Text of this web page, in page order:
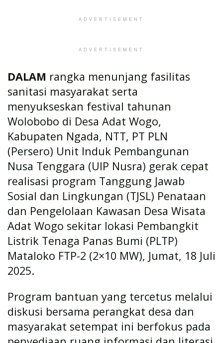
ADVERTISEMENT
ADVERTISEMENT
DALAM rangka menunjang fasilitas
sanitasi masyarakat serta
menyukseskan festival tahunan
Wolobobo di Desa Adat Wogo,
Kabupaten Ngada, NTT, PT PLN
(Persero) Unit Induk Pembangunan
Nusa Tenggara (UIP Nusra) gerak cepat
realisasi program Tanggung Jawab
Sosial dan Lingkungan (TJSL) Penataan
dan Pengelolaan Kawasan Desa Wisata
Adat Wogo sekitar lokasi Pembangkit
Listrik Tenaga Panas Bumi (PLTP)
Mataloko FTP-2 (2×10 MW), Jumat, 18 Juli
2025.
Program bantuan yang tercetus melalui
diskusi bersama perangkat desa dan
masyarakat setempat ini berfokus pada